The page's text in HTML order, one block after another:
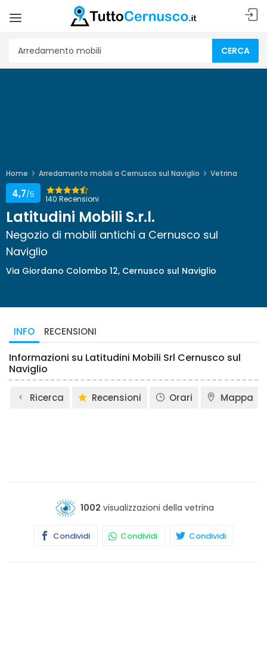
CERCA
Home Arredamento mobili a Cernusco sul Naviglio Vetrina
140 Recensioni
4,7/5
Latitudini Mobili S.r.l.
Negozio di mobili antichi a Cernusco sul
Naviglio
Via Giordano Colombo 12, Cernusco sul Naviglio
INFO RECENSIONI
Informazioni su Latitudini Mobili Srl Cernusco sul
Naviglio
Ricerca Recensioni Orari Mappa
1002 visualizzazioni della vetrina
Condividi Condividi Condividi